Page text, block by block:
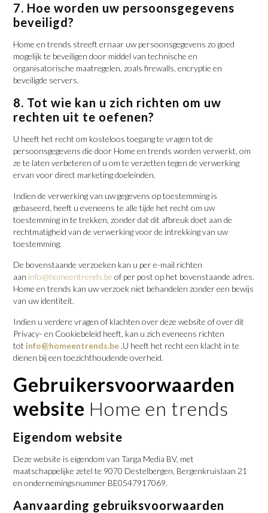
7. Hoe worden uw persoonsgegevens
beveiligd?
Home en trends streeft ernaar uw persoonsgegevens zo goed
mogelijk te beveiligen door middel van technische en
organisatorische maatregelen, zoals firewalls, encryptie en
beveiligde servers.
8. Tot wie kan u zich richten om uw
rechten uit te oefenen?
U heeft het recht om kosteloos toegang te vragen tot de
persoonsgegevens die door Home en trends worden verwerkt, om
ze te laten verbeteren of u om te verzetten tegen de verwerking
ervan voor direct marketing doeleinden.
Indien de verwerking van uw gegevens op toestemming is
gebaseerd, heeft u eveneens te alle tijde het recht om uw
toestemming in te trekken, zonder dat dit afbreuk doet aan de
rechtmatigheid van de verwerking voor de intrekking van uw
toestemming.
De bovenstaande verzoeken kan u per e-mail richten
aan info@homeentrends.be of per post op het bovenstaande adres.
Home en trends kan uw verzoek niet behandelen zonder een bewijs
van uw identiteit.
Indien u verdere vragen of klachten over deze website of over dit
Privacy- en Cookiebeleid heeft, kan u zich eveneens richten
tot info@homeentrends.be .U heeft het recht een klacht in te
dienen bij een toezichthoudende overheid.
Gebruikersvoorwaarden
website Home en trends
Eigendom website
Deze website is eigendom van Targa Media BV, met
maatschappelijke zetel te 9070 Destelbergen, Bergenkruislaan 21
en ondernemingsnummer BE0547917069.
Aanvaarding gebruiksvoorwaarden